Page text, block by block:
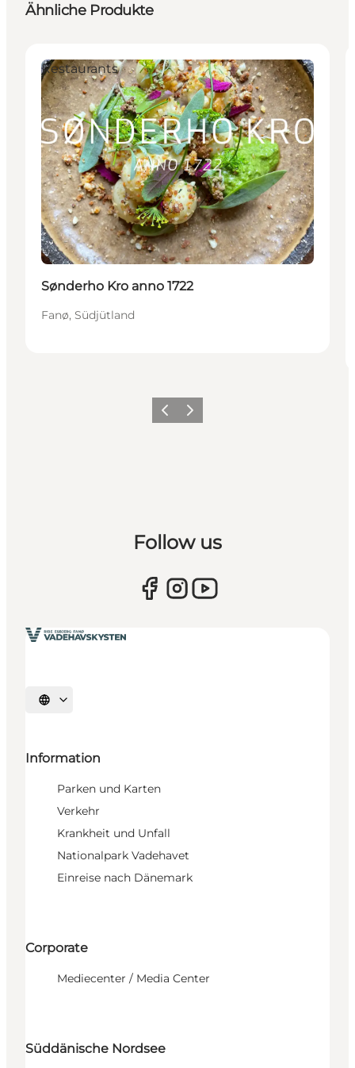
Ähnliche Produkte
Restaurants
Sønderho Kro anno 1722
Fanø, Südjütland
ZurückWeiter
Follow us
Sprache auswählen
Information
Parken und Karten
Verkehr
Krankheit und Unfall
Nationalpark Vadehavet
Einreise nach Dänemark
Corporate
Mediecenter / Media Center
Süddänische Nordsee